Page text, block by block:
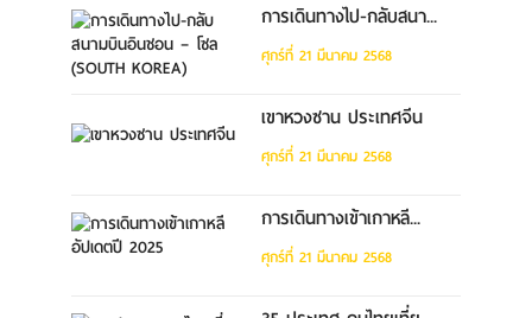
การเดินทางไป-กลับสนา...
ศุกร์ที่ 21 มีนาคม 2568
เขาหวงซาน ประเทศจีน
ศุกร์ที่ 21 มีนาคม 2568
การเดินทางเข้าเกาหลี...
ศุกร์ที่ 21 มีนาคม 2568